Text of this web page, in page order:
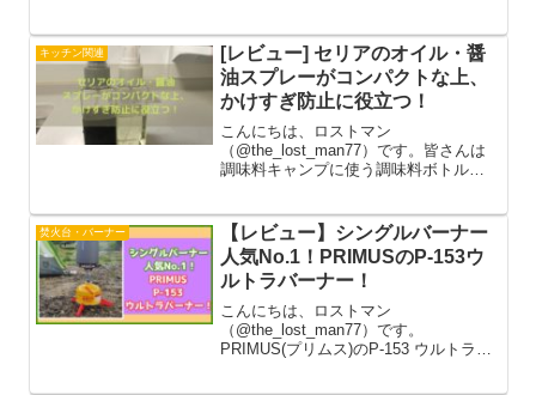
て処分場に捨てていました。それでも
問題はないのですが、完全に燃え切っ...
キッチン関連
[レビュー] セリアのオイル・醤
油スプレーがコンパクトな上、
かけすぎ防止に役立つ！
こんにちは、ロストマン
（@the_lost_man77）です。皆さんは
調味料キャンプに使う調味料ボトルは
に移し替える派と人によってはどちら
かになると思いますが、僕はなるべく...
焚火台・バーナー
【レビュー】シングルバーナー
人気No.1！PRIMUSのP-153ウ
ルトラバーナー！
こんにちは、ロストマン
（@the_lost_man77）です。
PRIMUS(プリムス)のP-153 ウルトラバ